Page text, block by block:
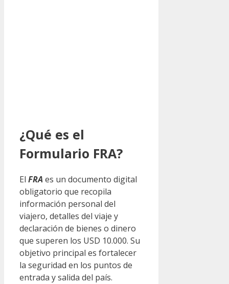
¿Qué es el
Formulario FRA?
El FRA es un documento digital
obligatorio que recopila
información personal del
viajero, detalles del viaje y
declaración de bienes o dinero
que superen los USD 10.000. Su
objetivo principal es fortalecer
la seguridad en los puntos de
entrada y salida del país.